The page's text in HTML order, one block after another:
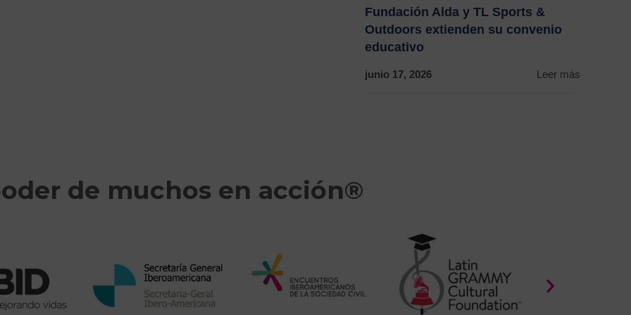
Fundación Alda y TL Sports &
Outdoors extienden su convenio
educativo
junio 17, 2026 Leer más
de muchos en acción®